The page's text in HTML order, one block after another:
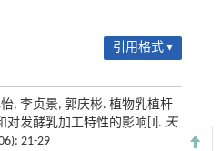
引用格式 ▾
, 李贞景, 郭庆彬. 植物乳植杆
对发酵乳加工特性的影响[J]. 天
21-29